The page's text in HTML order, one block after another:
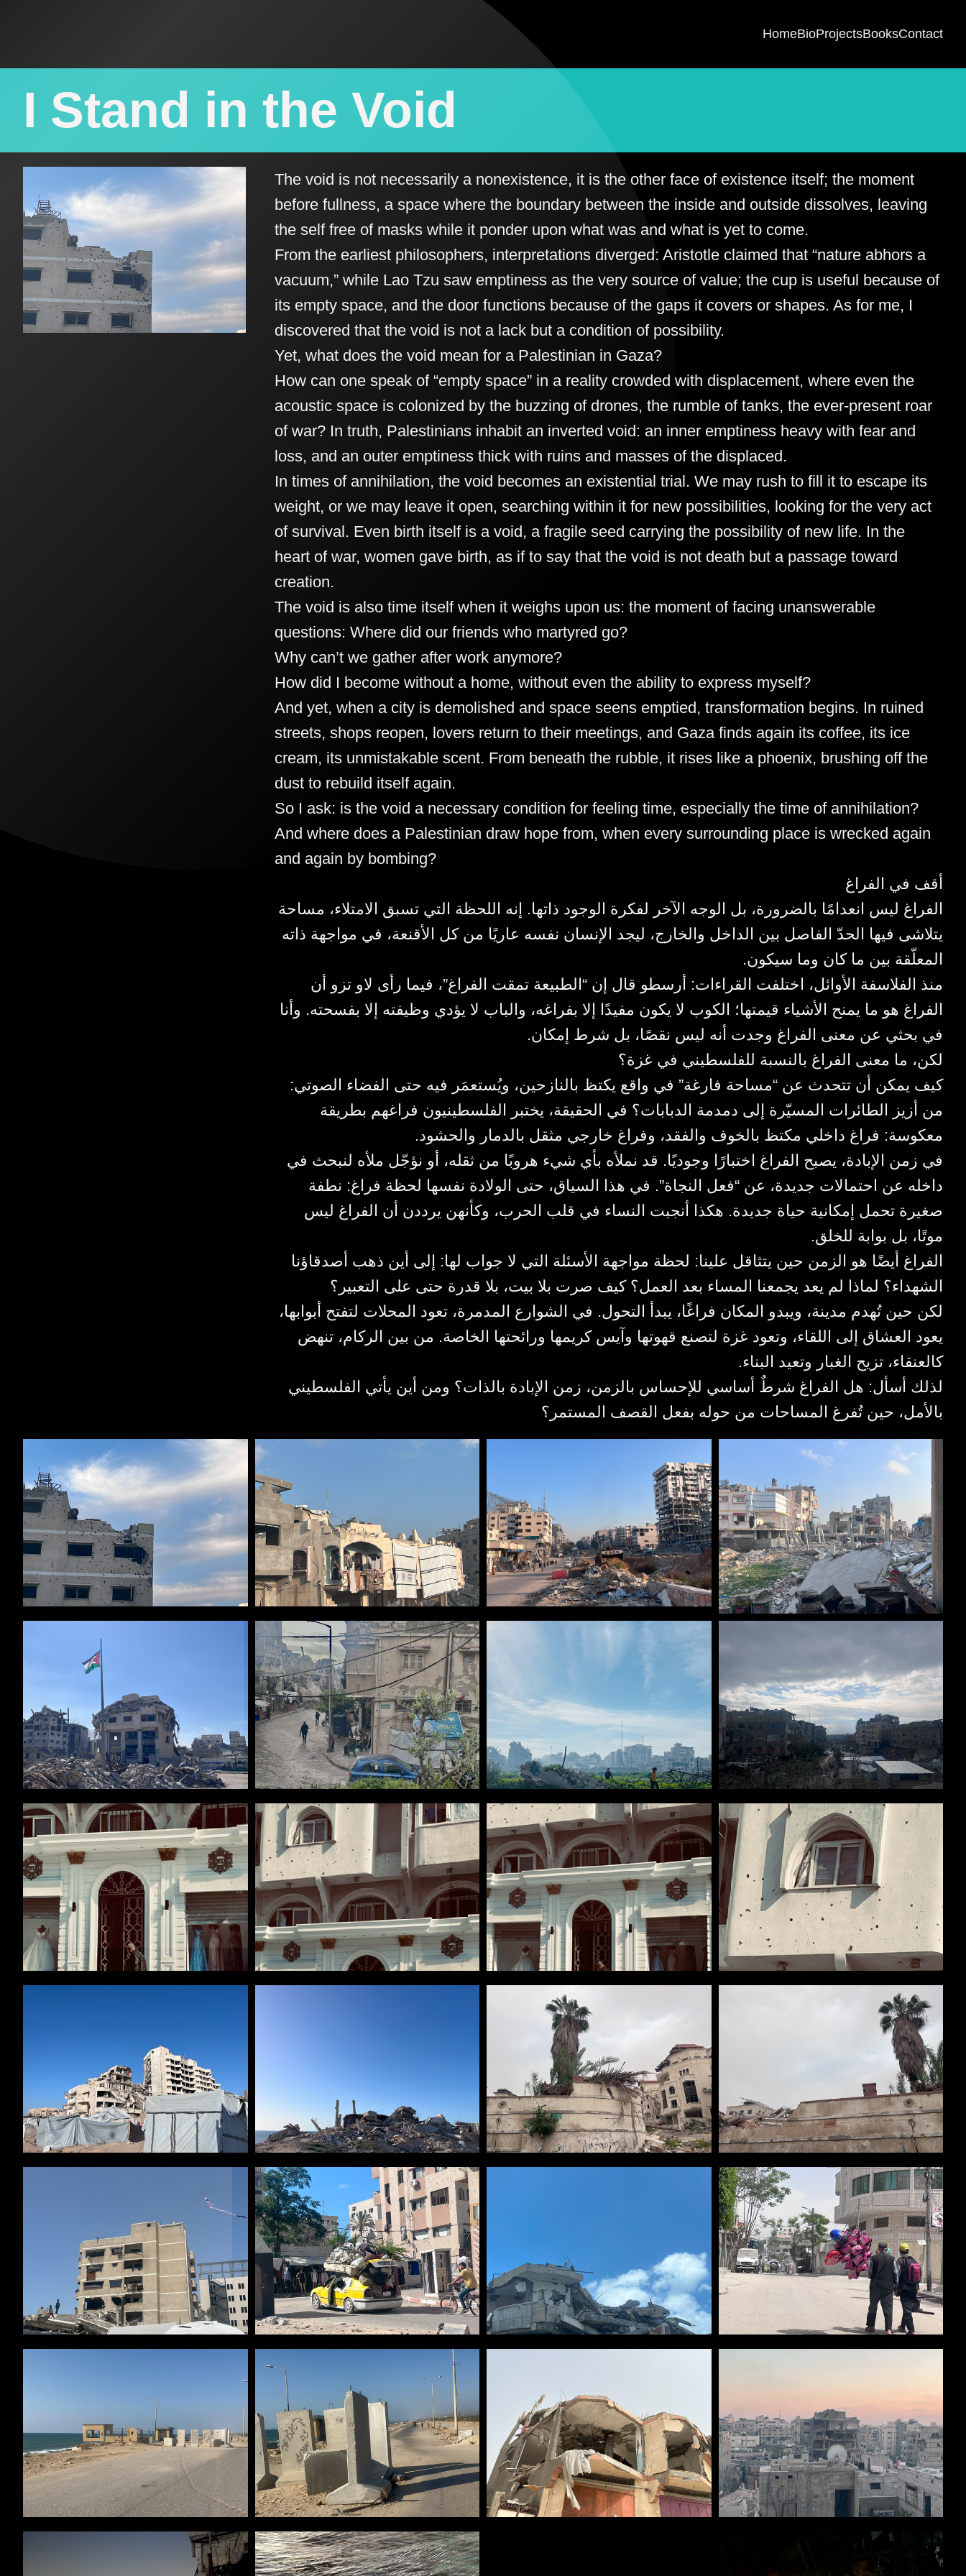
HomeBioProjectsBooksContact
I Stand in the Void
The void is not necessarily a nonexistence, it is the other face of existence itself; the moment
before fullness, a space where the boundary between the inside and outside dissolves, leaving
the self free of masks while it ponder upon what was and what is yet to come.
From the earliest philosophers, interpretations diverged: Aristotle claimed that “nature abhors a
vacuum,” while Lao Tzu saw emptiness as the very source of value; the cup is useful because of
its empty space, and the door functions because of the gaps it covers or shapes. As for me, I
discovered that the void is not a lack but a condition of possibility.
Yet, what does the void mean for a Palestinian in Gaza?
How can one speak of “empty space” in a reality crowded with displacement, where even the
acoustic space is colonized by the buzzing of drones, the rumble of tanks, the ever-present roar
of war? In truth, Palestinians inhabit an inverted void: an inner emptiness heavy with fear and
loss, and an outer emptiness thick with ruins and masses of the displaced.
In times of annihilation, the void becomes an existential trial. We may rush to fill it to escape its
weight, or we may leave it open, searching within it for new possibilities, looking for the very act
of survival. Even birth itself is a void, a fragile seed carrying the possibility of new life. In the
heart of war, women gave birth, as if to say that the void is not death but a passage toward
creation.
The void is also time itself when it weighs upon us: the moment of facing unanswerable
questions: Where did our friends who martyred go?
Why can’t we gather after work anymore?
How did I become without a home, without even the ability to express myself?
And yet, when a city is demolished and space seens emptied, transformation begins. In ruined
streets, shops reopen, lovers return to their meetings, and Gaza finds again its coffee, its ice
cream, its unmistakable scent. From beneath the rubble, it rises like a phoenix, brushing off the
dust to rebuild itself again.
So I ask: is the void a necessary condition for feeling time, especially the time of annihilation?
And where does a Palestinian draw hope from, when every surrounding place is wrecked again
and again by bombing?
أقف في الفراغ
الفراغ ليس انعدامًا بالضرورة، بل الوجه الآخر لفكرة الوجود ذاتها. إنه اللحظة التي تسبق الامتلاء، مساحة
يتلاشى فيها الحدّ الفاصل بين الداخل والخارج، ليجد الإنسان نفسه عاريًا من كل الأقنعة، في مواجهة ذاته
المعلّقة بين ما كان وما سيكون.
منذ الفلاسفة الأوائل، اختلفت القراءات: أرسطو قال إن “الطبيعة تمقت الفراغ”، فيما رأى لاو تزو أن
الفراغ هو ما يمنح الأشياء قيمتها؛ الكوب لا يكون مفيدًا إلا بفراغه، والباب لا يؤدي وظيفته إلا بفسحته. وأنا
في بحثي عن معنى الفراغ وجدت أنه ليس نقصًا، بل شرط إمكان.
لكن، ما معنى الفراغ بالنسبة للفلسطيني في غزة؟
كيف يمكن أن تتحدث عن “مساحة فارغة” في واقع يكتظ بالنازحين، ويُستعمَر فيه حتى الفضاء الصوتي:
من أزيز الطائرات المسيّرة إلى دمدمة الدبابات؟ في الحقيقة، يختبر الفلسطينيون فراغهم بطريقة
معكوسة: فراغ داخلي مكتظ بالخوف والفقد، وفراغ خارجي مثقل بالدمار والحشود.
في زمن الإبادة، يصبح الفراغ اختبارًا وجوديًا. قد نملأه بأي شيء هروبًا من ثقله، أو نؤجّل ملأه لنبحث في
داخله عن احتمالات جديدة، عن “فعل النجاة”. في هذا السياق، حتى الولادة نفسها لحظة فراغ: نطفة
صغيرة تحمل إمكانية حياة جديدة. هكذا أنجبت النساء في قلب الحرب، وكأنهن يرددن أن الفراغ ليس
موتًا، بل بوابة للخلق.
الفراغ أيضًا هو الزمن حين يتثاقل علينا: لحظة مواجهة الأسئلة التي لا جواب لها: إلى أين ذهب أصدقاؤنا
الشهداء؟ لماذا لم يعد يجمعنا المساء بعد العمل؟ كيف صرت بلا بيت، بلا قدرة حتى على التعبير؟
لكن حين تُهدم مدينة، ويبدو المكان فراغًا، يبدأ التحول. في الشوارع المدمرة، تعود المحلات لتفتح أبوابها،
يعود العشاق إلى اللقاء، وتعود غزة لتصنع قهوتها وآيس كريمها ورائحتها الخاصة. من بين الركام، تنهض
كالعنقاء، تزيح الغبار وتعيد البناء.
لذلك أسأل: هل الفراغ شرطٌ أساسي للإحساس بالزمن، زمن الإبادة بالذات؟ ومن أين يأتي الفلسطيني
بالأمل، حين تُفرغ المساحات من حوله بفعل القصف المستمر؟